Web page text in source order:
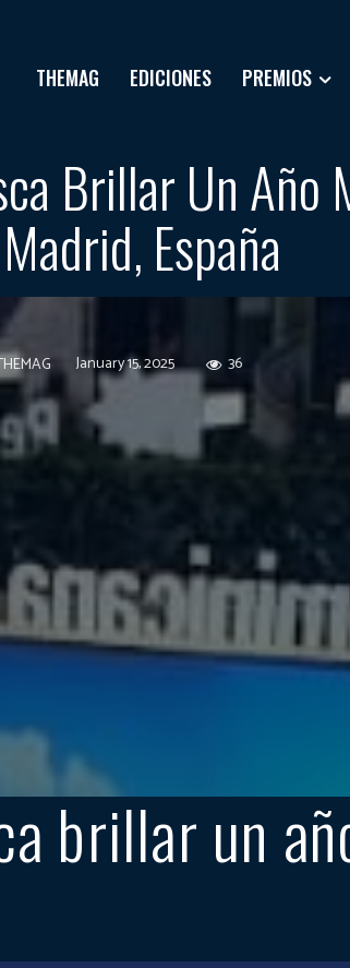
THEMAG EDICIONES PREMIOS
Brillar Un Año
España
January 15, 2025 36
brillar un